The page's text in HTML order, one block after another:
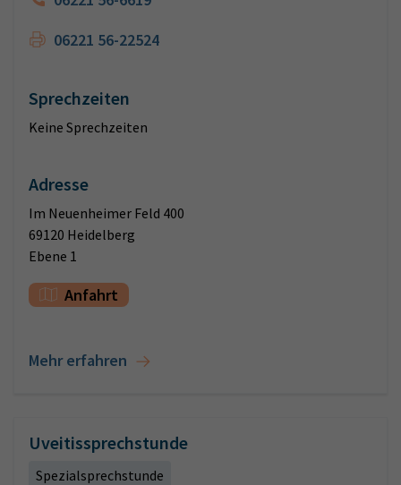
06221 56-22524
Sprechzeiten
Keine Sprechzeiten
Adresse
Im Neuenheimer Feld 400
69120 Heidelberg
Ebene 1
Anfahrt
Mehr erfahren
Uveitissprechstunde
Spezialsprechstunde